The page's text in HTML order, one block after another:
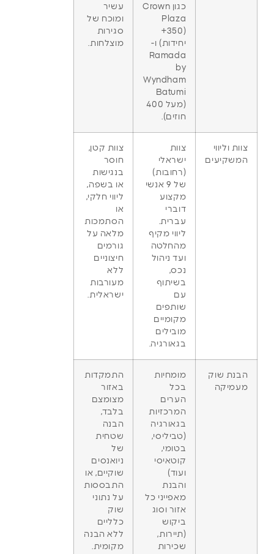
כגון Crown
Plaza
(350+
יחידות) ו-
Ramada
by
Wyndham
Batumi
(מעל 400
חוזים).
עשיר
ומוכח של
סגירות
מוצלחות.
צוות וליווי
המשקיעים
צוות
ישראלי
(רחובות)
של 9 אנשי
מקצוע
דוברי
עברית.
ליווי מקיף
מהחלטה
ועד ניהול
נכס,
בשיתוף
עם
שותפים
מקומיים
מובילים
בגאורגיה.
צוות קטן,
חוסר
בנגישות
או בשפה,
ליווי חלקי,
או
הסתמכות
מלאה על
גורמים
חיצוניים
ללא
מעורבות
ישראלית.
הבנת שוק
מעמיקה
מומחיות
בכל
הערים
המרכזיות
בגאורגיה
(טביליסי,
בטומי,
קוטאיסי
ועוד)
והבנת
מאפייני כל
אזור וסוג
ביקוש
(תיירות,
שכירות
התמקדות
באזור
מצומצם
בלבד,
הבנה
שטחית
של
ניואנסים
שוקיים, או
התבססות
על נתוני
שוק
כלליים
ללא הבנה
מקומית.